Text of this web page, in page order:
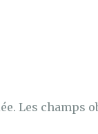
Les champs